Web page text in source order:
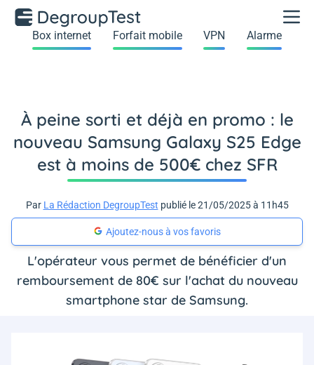
Box internet Forfait mobile VPN Alarme
À peine sorti et déjà en promo : le
nouveau Samsung Galaxy S25 Edge
est à moins de 500€ chez SFR
Par La Rédaction DegroupTest publié le 21/05/2025 à 11h45
Ajoutez-nous à vos favoris
L'opérateur vous permet de bénéficier d'un
remboursement de 80€ sur l'achat du nouveau
smartphone star de Samsung.